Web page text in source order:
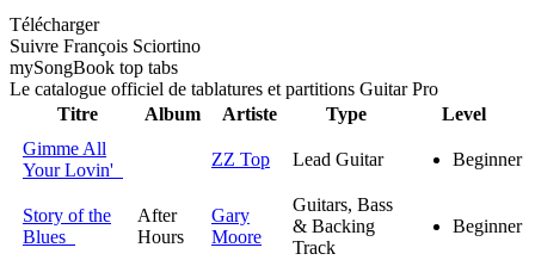
Télécharger
Suivre François Sciortino
mySongBook top tabs
Le catalogue officiel de tablatures et partitions Guitar Pro
Titre
Album Artiste Type
Level
Gimme All
Your Lovin'
ZZ Top Lead Guitar Beginner
Story of the
Blues
After
Hours
Gary
Moore
Guitars, Bass
& Backing
Track
Beginner